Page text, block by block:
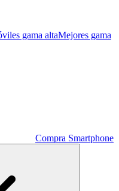
gama altaMejores gama
Compra Smartphone